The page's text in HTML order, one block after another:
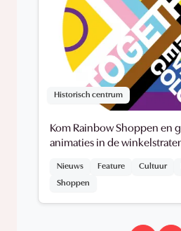
Historisch centrum
Kom Rainbow Shoppen en
animaties in de
Nieuws Feature Cultuur
Shoppen